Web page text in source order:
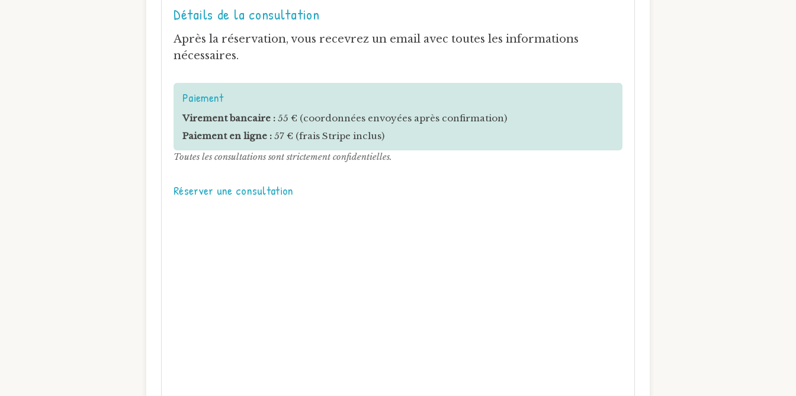
Détails de la consultation
Après la réservation, vous recevrez un email avec toutes les informations
nécessaires.
Paiement
Virement bancaire : 55 € (coordonnées envoyées après confirmation)
Paiement en ligne : 57 € (frais Stripe inclus)
Toutes les consultations sont strictement confidentielles.
Réserver une consultation